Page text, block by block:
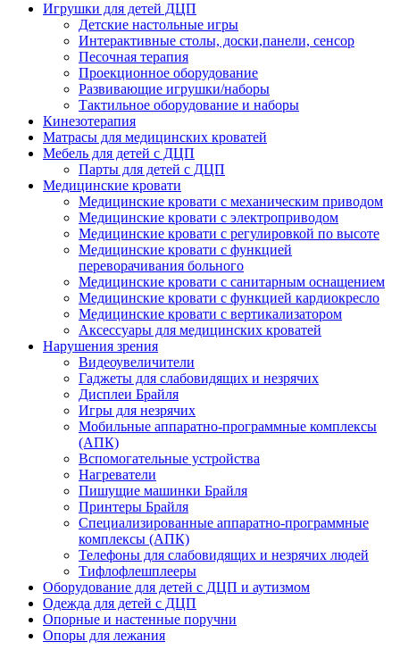
Игрушки для детей ДЦП
Детские настольные игры
Интерактивные столы, доски,панели, сенсор
Песочная терапия
Проекционное оборудование
Развивающие игрушки/наборы
Тактильное оборудование и наборы
Кинезотерапия
Матрасы для медицинских кроватей
Мебель для детей с ДЦП
Парты для детей с ДЦП
Медицинские кровати
Медицинские кровати с механическим приводом
Медицинские кровати с электроприводом
Медицинские кровати с регулировкой по высоте
Медицинские кровати с функцией
переворачивания больного
Медицинские кровати с санитарным оснащением
Медицинские кровати с функцией кардиокресло
Медицинские кровати с вертикализатором
Аксессуары для медицинских кроватей
Нарушения зрения
Видеоувеличители
Гаджеты для слабовидящих и незрячих
Дисплеи Брайля
Игры для незрячих
Мобильные аппаратно-программные комплексы
(АПК)
Вспомогательные устройства
Нагреватели
Пишущие машинки Брайля
Принтеры Брайля
Специализированные аппаратно-программные
комплексы (АПК)
Телефоны для слабовидящих и незрячих людей
Тифлофлешплееры
Оборудование для детей с ДЦП и аутизмом
Одежда для детей с ДЦП
Опорные и настенные поручни
Опоры для лежания